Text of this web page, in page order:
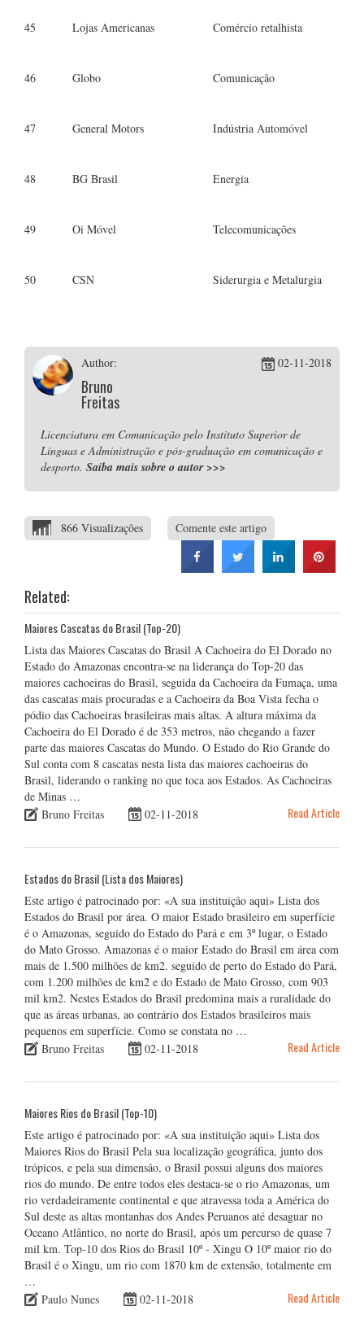
45 Lojas Americanas Comércio retalhista
46 Globo Comunicação
47 General Motors Indústria Automóvel
48 BG Brasil Energia
49 Oi Móvel Telecomunicações
50 CSN Siderurgia e Metalurgia
Author:
Bruno
Freitas
02-11-2018
Licenciatura em Comunicação pelo Instituto Superior de
Línguas e Administração e pós-graduação em comunicação e
desporto. Saiba mais sobre o autor>>>
866 Visualizações Comente este artigo
Related:
Maiores Cascatas do Brasil (Top-20)
Lista das Maiores Cascatas do Brasil A Cachoeira do El Dorado no
Estado do Amazonas encontra-se na liderança do Top-20 das
maiores cachoeiras do Brasil, seguida da Cachoeira da Fumaça, uma
das cascatas mais procuradas e a Cachoeira da Boa Vista fecha o
pódio das Cachoeiras brasileiras mais altas. A altura máxima da
Cachoeira do El Dorado é de 353 metros, não chegando a fazer
parte das maiores Cascatas do Mundo. O Estado do Rio Grande do
Sul conta com 8 cascatas nesta lista das maiores cachoeiras do
Brasil, liderando o ranking no que toca aos Estados. As Cachoeiras
de Minas …
Bruno Freitas
02-11-2018 Read Article
Estados do Brasil (Lista dos Maiores)
Este artigo é patrocinado por: «A sua instituição aqui» Lista dos
Estados do Brasil por área. O maior Estado brasileiro em superfície
é o Amazonas, seguido do Estado do Pará e em 3º lugar, o Estado
do Mato Grosso. Amazonas é o maior Estado do Brasil em área com
mais de 1.500 milhões de km2. seguido de perto do Estado do Pará,
com 1.200 milhões de km2 e do Estado de Mato Grosso, com 903
mil km2. Nestes Estados do Brasil predomina mais a ruralidade do
que as áreas urbanas, ao contrário dos Estados brasileiros mais
pequenos em superfície. Como se constata no …
Bruno Freitas
02-11-2018 Read Article
Maiores Rios do Brasil (Top-10)
Este artigo é patrocinado por: «A sua instituição aqui» Lista dos
Maiores Rios do Brasil Pela sua localização geográfica, junto dos
trópicos, e pela sua dimensão, o Brasil possui alguns dos maiores
rios do mundo. De entre todos eles destaca-se o rio Amazonas, um
rio verdadeiramente continental e que atravessa toda a América do
Sul deste as altas montanhas dos Andes Peruanos até desaguar no
Oceano Atlântico, no norte do Brasil, após um percurso de quase 7
mil km. Top-10 dos Rios do Brasil 10º - Xingu O 10º maior rio do
Brasil é o Xingu, um rio com 1870 km de extensão, totalmente em
…
Paulo Nunes
02-11-2018 Read Article